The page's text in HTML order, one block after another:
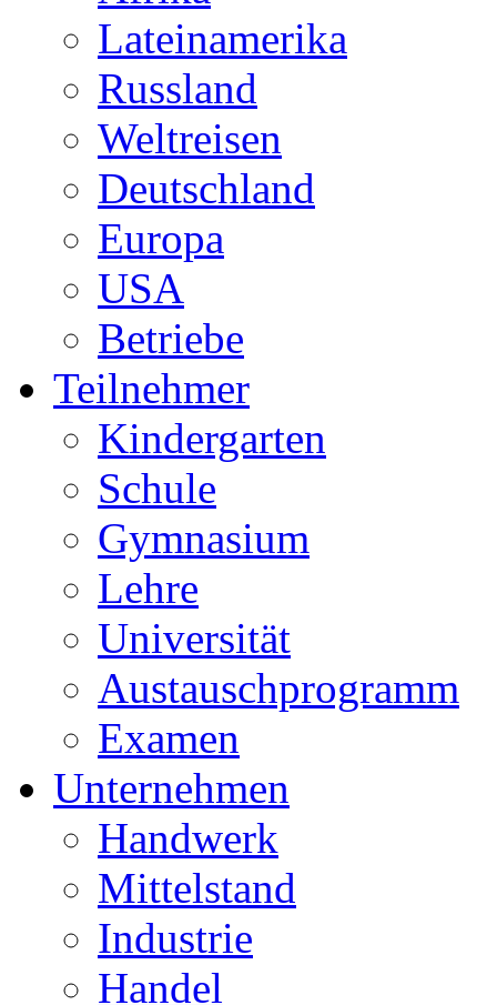
Lateinamerika
Russland
Weltreisen
Deutschland
Europa
USA
Betriebe
Teilnehmer
Kindergarten
Schule
Gymnasium
Lehre
Universität
Austauschprogramm
Examen
Unternehmen
Handwerk
Mittelstand
Industrie
Handel